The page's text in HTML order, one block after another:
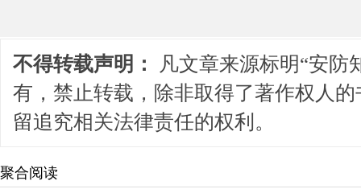
不得转载声明：
凡文章来源标明“安防
有，禁止转载，除非取得了著作权人
留追究相关法律责任的权利。
聚合阅读